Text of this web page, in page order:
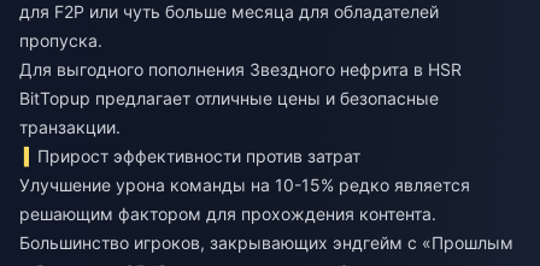
для F2P или чуть больше месяца для обладателей
пропуска.
Для выгодного пополнения Звездного нефрита в HSR
BitTopup предлагает отличные цены и безопасные
транзакции.
Прирост эффективности против затрат
Улучшение урона команды на 10-15% редко является
решающим фактором для прохождения контента.
Большинство игроков, закрывающих эндгейм с «Прошлым